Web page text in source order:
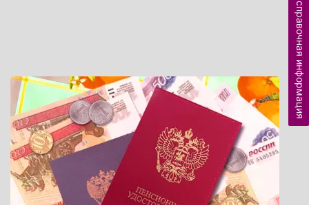
справочная информация